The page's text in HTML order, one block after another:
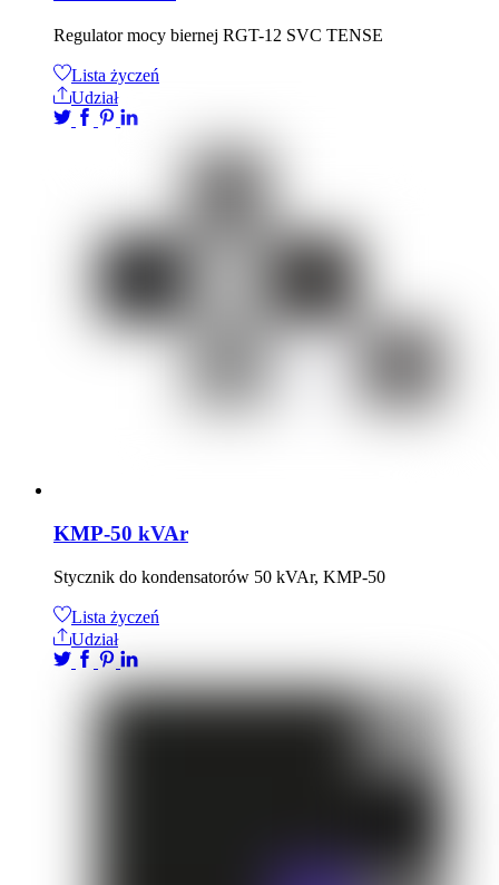
Regulator mocy biernej RGT-12 SVC TENSE
Lista życzeń
Udział
KMP-50 kVAr
Stycznik do kondensatorów 50 kVAr, KMP-50
Lista życzeń
Udział